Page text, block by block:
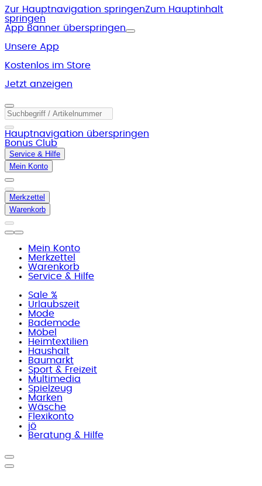
Zur Hauptnavigation springenZum Hauptinhalt
springen
App Banner überspringen
Unsere App
Kostenlos im Store
Jetzt anzeigen
Hauptnavigation überspringen
Bonus Club
Service & Hilfe
Mein Konto
Merkzettel
Warenkorb
Mein Konto
Merkzettel
Warenkorb
Service & Hilfe
Sale %
Urlaubszeit
Mode
Bademode
Möbel
Heimtextilien
Haushalt
Baumarkt
Sport & Freizeit
Multimedia
Spielzeug
Marken
Wäsche
Flexikonto
jö
Beratung & Hilfe